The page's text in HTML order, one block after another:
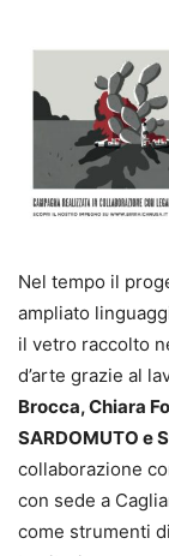
Nel tempo il
ampliato
il vetro raccolto
d’arte grazie al
Brocca, Chiara
SARDOMUTO e
collaborazione
con sede a
come strumenti